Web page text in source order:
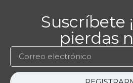
Suscríbete
pierdas